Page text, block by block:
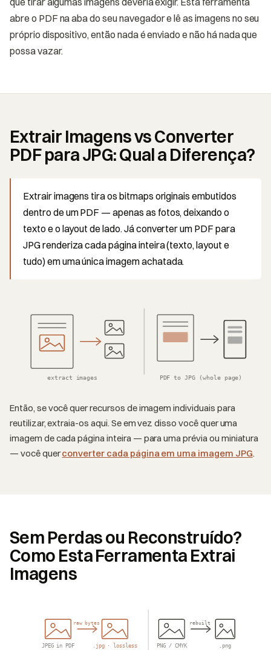
abre o PDF na aba do seu navegador e lê as imagens no seu
próprio dispositivo, então nada é enviado e não há nada que
possa vazar.
Extrair Imagens vs Converter
PDF para JPG: Qual a Diferença?
Extrair imagens tira os bitmaps originais embutidos
dentro de um PDF — apenas as fotos, deixando o
texto e o layout de lado. Já converter um PDF para
JPG renderiza cada página inteira (texto, layout e
tudo) em uma única imagem achatada.
extract images PDF to JPG (whole page)
Então, se você quer recursos de imagem individuais para
reutilizar, extraia-os aqui. Se em vez disso você quer uma
imagem de cada página inteira — para uma prévia ou miniatura
— você querconverter cada página em uma imagem JPG.
Sem Perdas ou Reconstruído?
Como Esta Ferramenta Extrai
Imagens
JPEG in PDF
raw bytes
.jpg · lossless PNG / CMYK
rebuilt
.png